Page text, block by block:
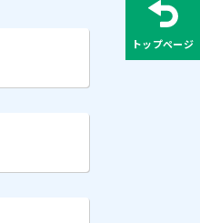
トップページ